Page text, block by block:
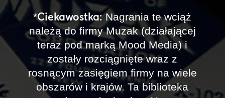
*Ciekawostka:Nagrania te wciąż
należą do firmy Muzak (działającej
teraz pod marką Mood Media) i
zostały rozciągnięte wraz z
rosnącym zasięgiem firmy na wiele
obszarów i krajów. Ta biblioteka